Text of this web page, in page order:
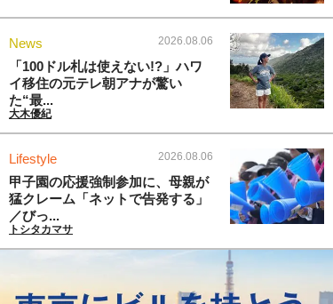
News 2026.08.06
「100ドル札は使えない!?」ハワ
イ移住の元テレ朝アナが驚い
た“最...
大木優紀
Lifestyle 2026.08.06
甲子園の応援強制参加に、母親が
猛クレーム「ネットで告発する」
／びっ...
トシタカマサ